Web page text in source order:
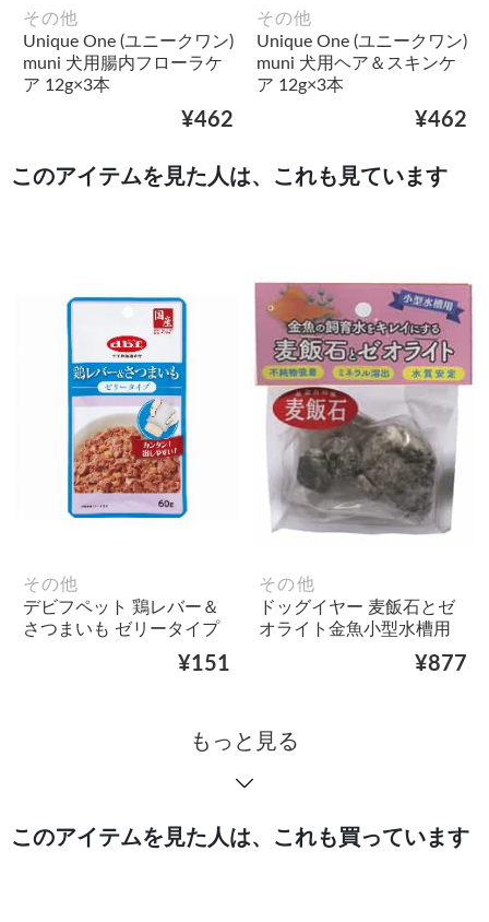
その他
Unique One (ユニークワン)
muni 犬用腸内フローラケ
ア 12g×3本
¥462
その他
Unique One (ユニークワン)
muni 犬用ヘア＆スキンケ
ア 12g×3本
¥462
このアイテムを見た人は、これも見ています
その他
デビフペット 鶏レバー＆
さつまいも ゼリータイプ
¥151
その他
ドッグイヤー 麦飯石とゼ
オライト金魚小型水槽用
¥877
もっと見る
このアイテムを見た人は、これも買っています